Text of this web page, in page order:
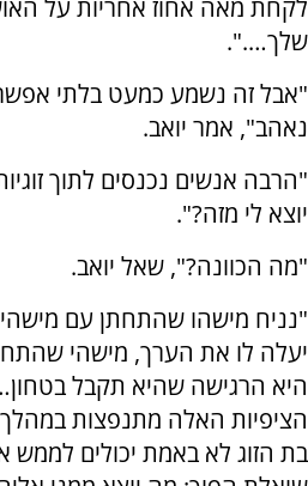
לקחת מאה אחוז אחריות על
שלך….".
"אבל זה נשמע כמעט בלתי
נאהב", אמר יואב.
"הרבה אנשים נכנסים לתוך
יוצא לי מזה?".
"מה הכוונה?", שאל יואב.
"נניח מישהו שהתחתן עם
יעלה לו את הערך, מישהי
היא הרגישה שהיא תקבל
הציפיות האלה מתנפצות
בת הזוג לא באמת יכולים לממש